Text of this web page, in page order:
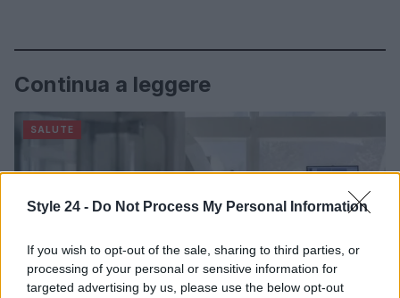
Style 24 - Do Not Process My Personal Information
If you wish to opt-out of the sale, sharing to third parties, or
processing of your personal or sensitive information for
targeted advertising by us, please use the below opt-out
Continua a leggere
SALUTE